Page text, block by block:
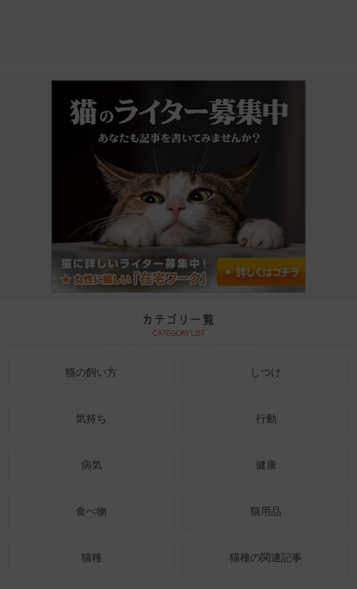
猫の飼い方 しつけ
気持ち 行動
病気 健康
食べ物 猫用品
猫種 猫種の関連記事